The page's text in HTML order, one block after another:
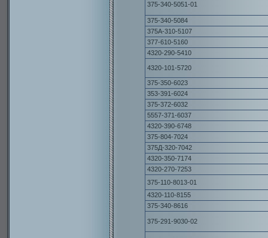
375-340-5051-01
375-340-5084
375А-310-5107
377-610-5160
4320-290-5410
4320-101-5720
375-350-6023
353-391-6024
375-372-6032
5557-371-6037
4320-390-6748
375-804-7024
375Д-320-7042
4320-350-7174
4320-270-7253
375-110-8013-01
4320-110-8155
375-340-8616
375-291-9030-02